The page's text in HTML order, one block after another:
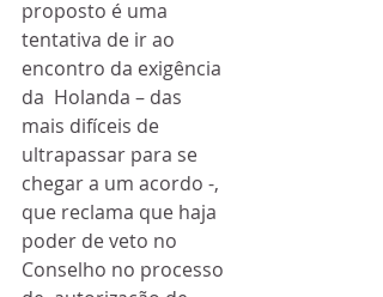
proposto é uma
tentativa de ir ao
encontro da exigência
da  Holanda – das
mais difíceis de
ultrapassar para se
chegar a um acordo -,
que reclama que haja
poder de veto no
Conselho no processo